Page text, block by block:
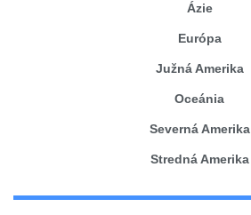
Ázie
Európa
Južná Amerika
Oceánia
Severná Amerika
Stredná Amerika